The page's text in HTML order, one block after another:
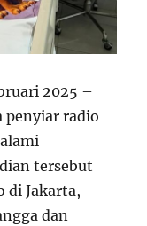
2025 –
penyiar radio
tersebut
di Jakarta,
dan